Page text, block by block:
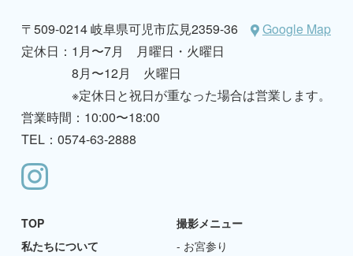
〒509-0214 岐阜県可児市広見2359-36
Google Map
定休日： 1月〜7月 月曜日・火曜日
8月〜12月 火曜日
※定休日と祝日が重なった場合は営業します。
営業時間：10:00〜18:00
TEL：0574-63-2888
TOP
私たちについて
撮影メニュー
お宮参り